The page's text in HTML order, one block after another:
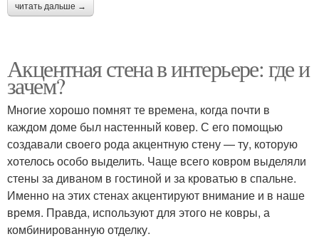
читать дальше →
Акцентная стена в интерьере: где и
зачем?
Многие хорошо помнят те времена, когда почти в
каждом доме был настенный ковер. С его помощью
создавали своего рода акцентную стену — ту, которую
хотелось особо выделить. Чаще всего ковром выделяли
стены за диваном в гостиной и за кроватью в спальне.
Именно на этих стенах акцентируют внимание и в наше
время. Правда, используют для этого не ковры, а
комбинированную отделку.